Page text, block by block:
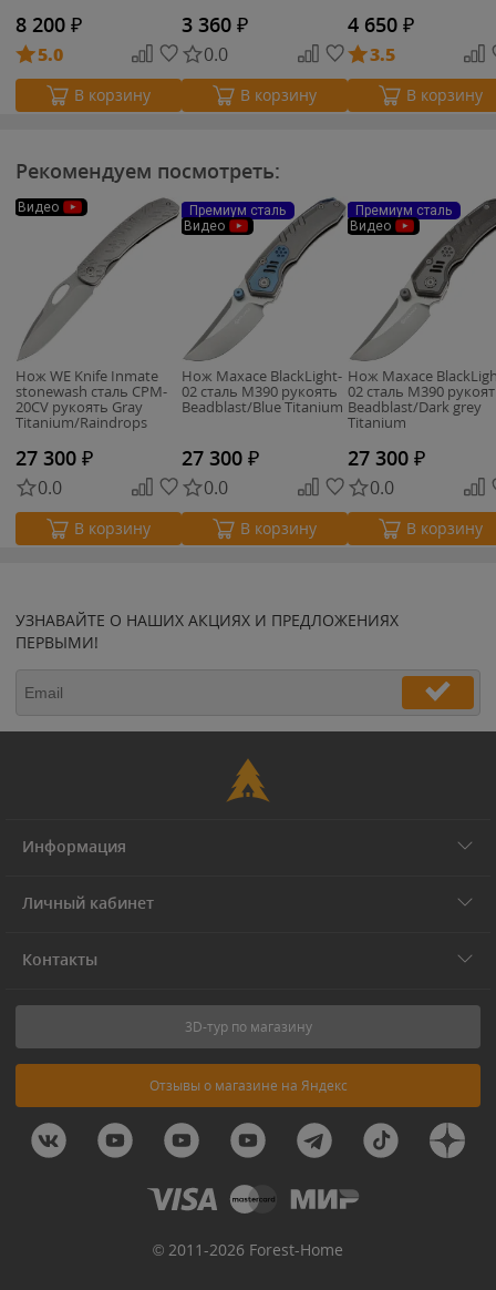
8 200 ₽
5.0
В корзину
3 360 ₽
0.0
В корзину
4 650 ₽
3.5
В корзину
Рекомендуем посмотреть:
Видео
Нож WE Knife Inmate
stonewash сталь CPM-
20CV рукоять Gray
Titanium/Raindrops
27 300 ₽
0.0
В корзину
Премиум сталь
Видео
Нож Maxace BlackLight-
02 сталь M390 рукоять
Beadblast/Blue Titanium
27 300 ₽
0.0
В корзину
Премиум сталь
Видео
Нож Maxace
02 сталь M390
Beadblast/Dark grey
Titanium
27 300 ₽
0.0
В корзину
УЗНАВАЙТЕ О НАШИХ АКЦИЯХ И ПРЕДЛОЖЕНИЯХ
ПЕРВЫМИ!
Информация
Личный кабинет
Контакты
3D-тур по магазину
Отзывы о магазине на Яндекс
© 2011-2026 Forest-Home